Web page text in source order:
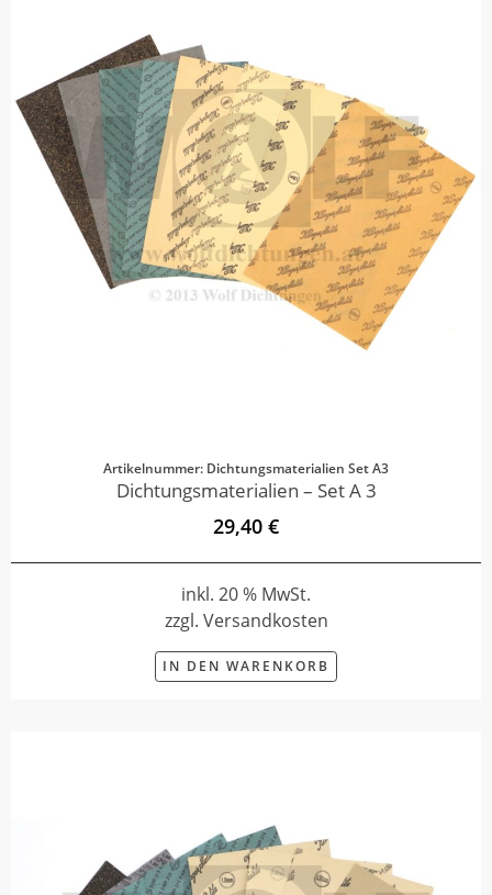
Artikelnummer: Dichtungsmaterialien Set A3
Dichtungsmaterialien – Set A 3
29,40 €
inkl. 20 % MwSt.
zzgl. Versandkosten
IN DEN WARENKORB